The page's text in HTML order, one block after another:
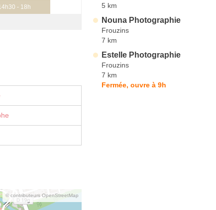
- 18h
© contributeurs OpenStreetMap
5 km
Nouna Photographie
Frouzins
7 km
Estelle Photographie
Frouzins
7 km
Fermée, ouvre à 9h